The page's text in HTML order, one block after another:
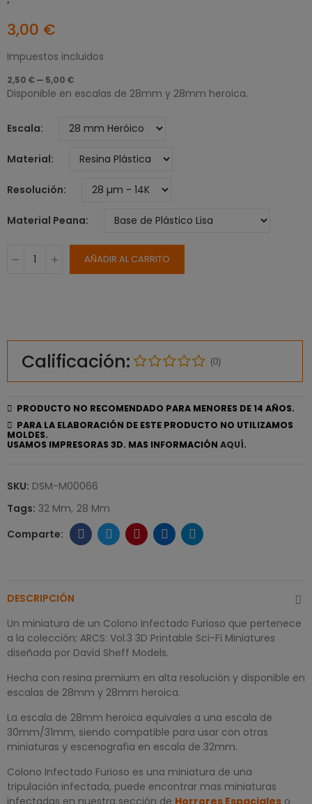
3,00 €
Impuestos incluidos
2,50 € — 5,00 €
Disponible en escalas de 28mm y 28mm heroica.
Escala
Material
Resolución
Material Peana
AÑADIR AL CARRITO
Calificación: (0)
PRODUCTO NO RECOMENDADO PARA MENORES DE 14 AÑOS.
PARA LA ELABORACIÓN DE ESTE PRODUCTO NO UTILIZAMOS
MOLDES.
USAMOS IMPRESORAS 3D. MAS INFORMACIÓN AQUÍ.
SKU: DSM-M00066
Tags: 32 Mm 28 Mm
DESCRIPCIÓN
Un miniatura de un Colono Infectado Furioso que pertenece
a la colección: ARCS: Vol.3 3D Printable Sci-Fi Miniatures
diseñada por David Sheff Models.
Hecha con resina premium en alta resolución y disponible en
escalas de 28mm y 28mm heroica.
La escala de 28mm heroica equivales a una escala de
30mm/31mm, siendo compatible para usar con otras
miniaturas y escenografia en escala de 32mm.
Colono Infectado Furioso es una miniatura de una
tripulación infectada, puede encontrar mas miniaturas